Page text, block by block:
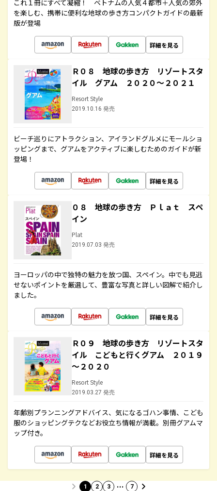
これ１冊にすべて凝縮！ ベトナムの人気４都市＋人気の郊外
を楽しむ、携帯に便利な地球の歩き方コンパクトガイドの最新
版が登場
詳細を見る
Ｒ０８ 地球の歩き方 リゾートスタ
イル グアム ２０２０～２０２１
Resort Style
2019.10.16 発売
ビーチ巡りにアトラクション、アイランドグルメにモールショ
ッピングまで、グアムをアクティブに楽しむためのガイドが新
登場！
詳細を見る
０８ 地球の歩き方 Ｐｌａｔ スペ
イン
Plat
2019.07.03 発売
ヨーロッパの中で独特の魅力を放つ国、スペイン。中でも見逃
せないポイントを厳選して、豊富な写真と詳しい図解で紹介し
ました。
詳細を見る
Ｒ０９ 地球の歩き方 リゾートスタ
イル こどもと行くグアム ２０１９
～２０２０
Resort Style
2019.03.27 発売
年齢別プランニングアドバイス、気になるゴハン事情、こども
服のショッピングテクなどお役立ち情報が満載。別冊グアムマ
ップ付き。
詳細を見る
1 2 3 … 7